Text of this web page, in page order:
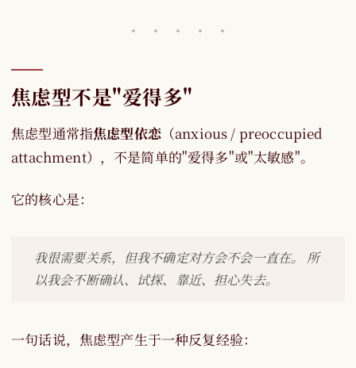
焦虑型不是"爱得多"
焦虑型通常指焦虑型依恋（anxious / preoccupied
attachment），不是简单的"爱得多"或"太敏感"。
它的核心是：
我很需要关系，但我不确定对方会不会一直在。 所
以我会不断确认、试探、靠近、担心失去。
一句话说，焦虑型产生于一种反复经验：